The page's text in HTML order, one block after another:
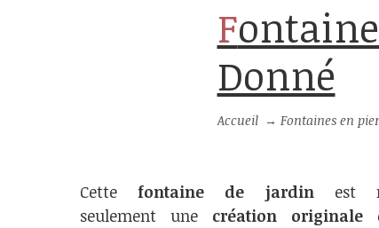
Fontaine murale en pierre naturelle :
Donné
Accueil →Fontaines en
Cette fontaine de jardinest
seulement une création originale